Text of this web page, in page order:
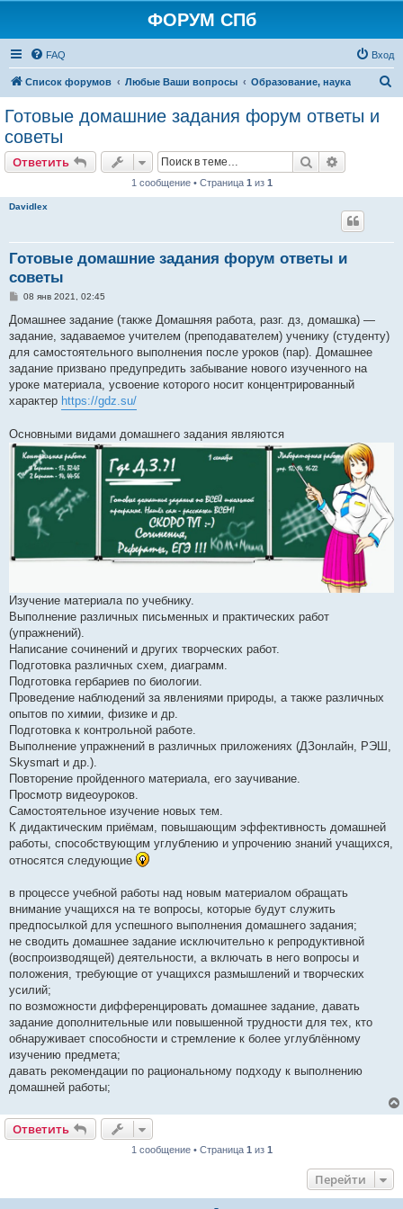
ФОРУМ СПб
FAQ Вход
Список форумов Любые Ваши вопросы Образование, наука
Готовые домашние задания форум ответы и
советы
Ответить Поиск
1 сообщение • Страница 1 из 1
Davidlex
Готовые домашние задания форум ответы и
советы
С
о
щ
е
и
е
08 янв 2021, 02:45
Домашнее задание (также Домашняя работа, разг. дз, домашка) —
задание, задаваемое учителем (преподавателем) ученику (студенту)
для самостоятельного выполнения после уроков (пар). Домашнее
задание призвано предупредить забывание нового изученного на
уроке материала, усвоение которого носит концентрированный
характер https://gdz.su/
Основными видами домашнего задания являются
Изучение материала по учебнику.
Выполнение различных письменных и практических работ
(упражнений).
Написание сочинений и других творческих работ.
Подготовка различных схем, диаграмм.
Подготовка гербариев по биологии.
Проведение наблюдений за явлениями природы, а также различных
опытов по химии, физике и др.
Подготовка к контрольной работе.
Выполнение упражнений в различных приложениях (ДЗонлайн, РЭШ,
Skysmart и др.).
Повторение пройденного материала, его заучивание.
Просмотр видеоуроков.
Самостоятельное изучение новых тем.
К дидактическим приёмам, повышающим эффективность домашней
работы, способствующим углублению и упрочению знаний учащихся,
относятся следующие
в процессе учебной работы над новым материалом обращать
внимание учащихся на те вопросы, которые будут служить
предпосылкой для успешного выполнения домашнего задания;
не сводить домашнее задание исключительно к репродуктивной
(воспроизводящей) деятельности, а включать в него вопросы и
положения, требующие от учащихся размышлений и творческих
усилий;
по возможности дифференцировать домашнее задание, давать
задание дополнительные или повышенной трудности для тех, кто
обнаруживает способности и стремление к более углублённому
изучению предмета;
давать рекомендации по рациональному подходу к выполнению
домашней работы;
Ответить
1 сообщение • Страница 1 из 1
Перейти